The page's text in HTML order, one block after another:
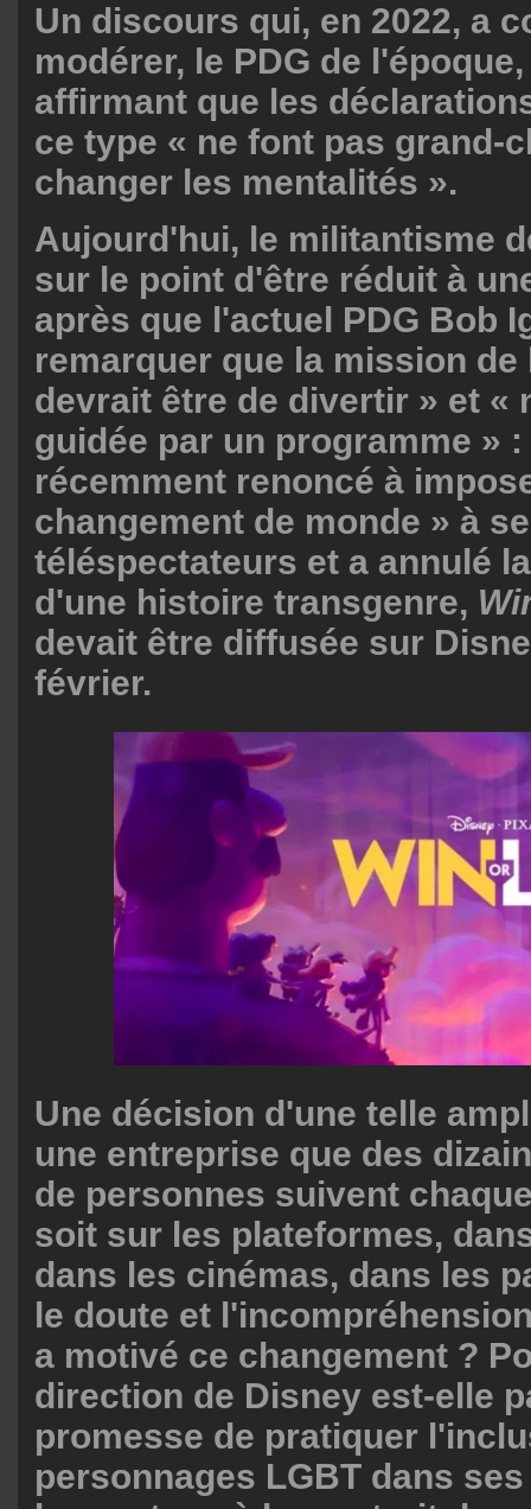
Un discours qui, en 2022, a
modérer, le PDG de
affirmant que les
ce type « ne font pas grand-
changer les mentalités ».
Aujourd'hui, le militantisme
sur le point d'être réduit à
après que l'actuel PDG Bob
remarquer que la mission
devrait être de divertir » et «
guidée par un programme »
récemment renoncé à
changement de monde » à
téléspectateurs et a annulé
d'une histoire transgenre,
devait être diffusée sur
février.
Une décision d'une telle
une entreprise que des
de personnes suivent
soit sur les plateformes,
dans les cinémas, dans les
le doute et
a motivé ce changement ?
direction de Disney est-elle
promesse de pratiquer
personnages LGBT dans